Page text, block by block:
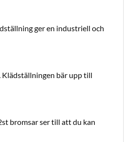
ger en industriell och
bär upp till
bromsar ser till att du kan